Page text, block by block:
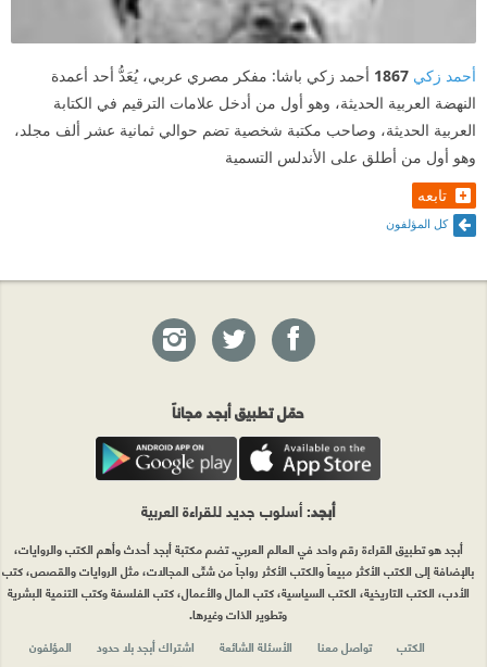
أحمد زكي 1867 أحمد زكي باشا: مفكر مصري عربي، يُعَدُّ أحد أعمدة
النهضة العربية الحديثة، وهو أول من أدخل علامات الترقيم في الكتابة
العربية الحديثة، وصاحب مكتبة شخصية تضم حوالي ثمانية عشر ألف مجلد،
وهو أول من أطلق على الأندلس التسمية
تابعه
كل المؤلفون
حمّل تطبيق أبجد مجاناً
أبجد: أسلوب جديد للقراءة العربية
أبجد هو تطبيق القراءة رقم واحد في العالم العربي. تضم مكتبة أبجد أحدث وأهم الكتب والروايات،
بالإضافة إلى الكتب الأكثر مبيعاً والكتب الأكثر رواجاً من شتّى المجالات، مثل الروايات والقصص، كتب
الأدب، الكتب التاريخية، الكتب السياسية، كتب المال والأعمال، كتب الفلسفة وكتب التنمية البشرية
وتطوير الذات وغيرها.
الكتب
تواصل معنا الأسئلة الشائعة اشتراك أبجد بلا حدود المؤلفون